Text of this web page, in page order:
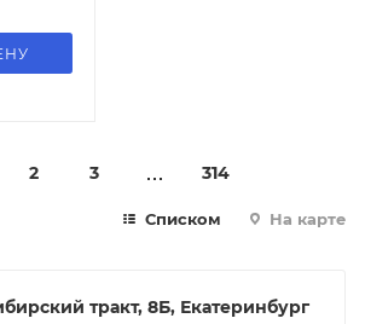
2 3 314
Списком На карте
тракт, 8Б, Екатеринбург